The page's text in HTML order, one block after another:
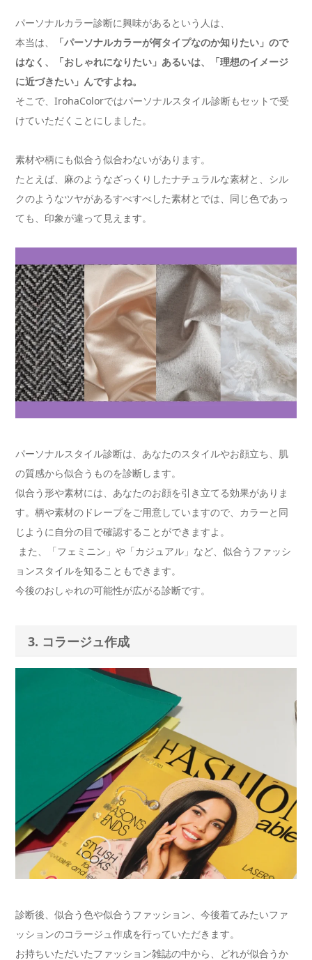
パーソナルカラー診断に興味があるという人は、
本当は、
「パーソナルカラーが何タイプなのか知りたい」ので
はなく、「おしゃれになりたい」あるいは、「理想のイメージ
に近づきたい」んですよね。
そこで、IrohaColorではパーソナルスタイル診断もセットで受
けていただくことにしました。
素材や柄にも似合う似合わないがあります。
たとえば、麻のようなざっくりしたナチュラルな素材と、シル
クのようなツヤがあるすべすべした素材とでは、同じ色であっ
ても、印象が違って見えます。
パーソナルスタイル診断は、あなたのスタイルやお顔立ち、肌
の質感から似合うものを診断します。
似合う形や素材には、あなたのお顔を引き立てる効果がありま
す。柄や素材のドレープをご用意していますので、カラーと同
じように自分の目で確認することができますよ。
また、「フェミニン」や「カジュアル」など、似合うファッシ
ョンスタイルを知ることもできます。
今後のおしゃれの可能性が広がる診断です。
3. コラージュ作成
診断後、似合う色や似合うファッション、今後着てみたいファ
ッションのコラージュ作成を行っていただきます。
お持ちいただいたファッション雑誌の中から、どれが似合うか